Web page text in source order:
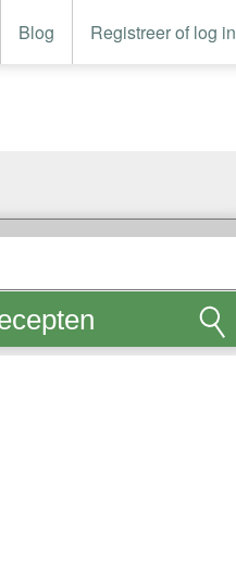
Blog Registreer of log in